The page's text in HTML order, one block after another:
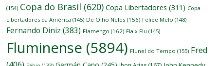
(154) Copa do Brasil (620) Copa Libertadores (311) Copa
Libertadores da América (145) De Olho Neles (156) Felipe Melo (148)
Fernando Diniz (383) Flamengo (162) Fla x Flu (145)
Fluminense (5894) Flunel do Tempo (155) Fred